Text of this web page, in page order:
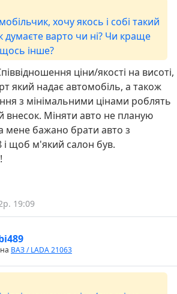
хочу якось і собі такий
думаєте варто чи ні? Чи краще
інше?
ціни/якості на висоті,
який надає автомобіль, а також
з мінімальними цінами роблять
внесок. Міняти авто не планую
мене бажано брати авто з
і щоб м'який салон був.
19:09
ВАЗ / LADA 21063